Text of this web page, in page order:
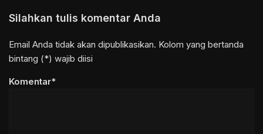
Silahkan tulis komentar Anda
Email Anda tidak akan dipublikasikan. Kolom yang bertanda
bintang (*) wajib diisi
Komentar*